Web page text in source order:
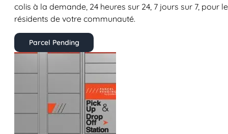
colis à la demande, 24 heures sur 24, 7 jours sur 7, pour
résidents de votre communauté.
Parcel Pending